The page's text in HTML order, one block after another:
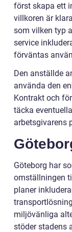
först skapa ett
villkoren är
som vilken typ
service
förväntas
Den anställde
använda den
Kontrakt och
täcka
arbetsgivarens
Göteborg har
omställningen
planer
miljövänliga
stöder stadens